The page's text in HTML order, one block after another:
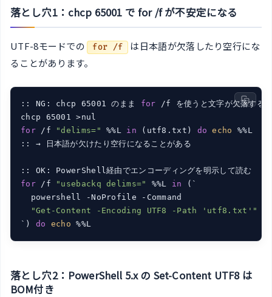
落とし穴1：chcp 65001 で for /f が不安定になる
UTF-8モードでの for /f
は日本語が欠落したり空行にな
ることがあります。
:: NG: chcp 65001 のまま for /f を使うと文字が欠落する
for /f "delims=" %%L in (utf8.txt) do echo
%%L
:: → 日本語が欠けたり空行になることがある
for /f "usebackq delims=" %%L in
(`
  powershell -NoProfile -Command
"Get-Content -Encoding UTF8 -Path 'utf8.txt'"
`) do echo
落とし穴2：PowerShell 5.x の Set-Content UTF8 は
BOM付き